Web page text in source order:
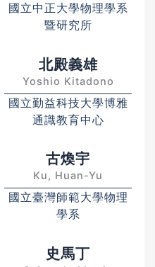
國立中正大學物理學系
暨研究所
北殿義雄
Yoshio Kitadono
國立勤益科技大學博雅
通識教育中心
古煥宇
Ku, Huan-Yu
國立臺灣師範大學物理
學系
史馬丁